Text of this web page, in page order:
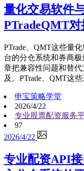
量化交易软件
PTradeQMT
PTrade、QMT这些量
台的分仓系统和券商
章把兼容性问题和替
及。PTrade、QMT这
申宝策略学堂
2026/4/22
专业股票配资服务
97
2026/4/22
专业配资API